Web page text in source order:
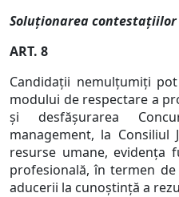
Soluţionarea contestaţiilor
ART. 8
Candidaţii nemulţumiţi
modului de respectare a
şi desfăşurarea
management, la Consiliul
resurse umane, evidenţa
profesională, în termen
aducerii la cunoştinţă a